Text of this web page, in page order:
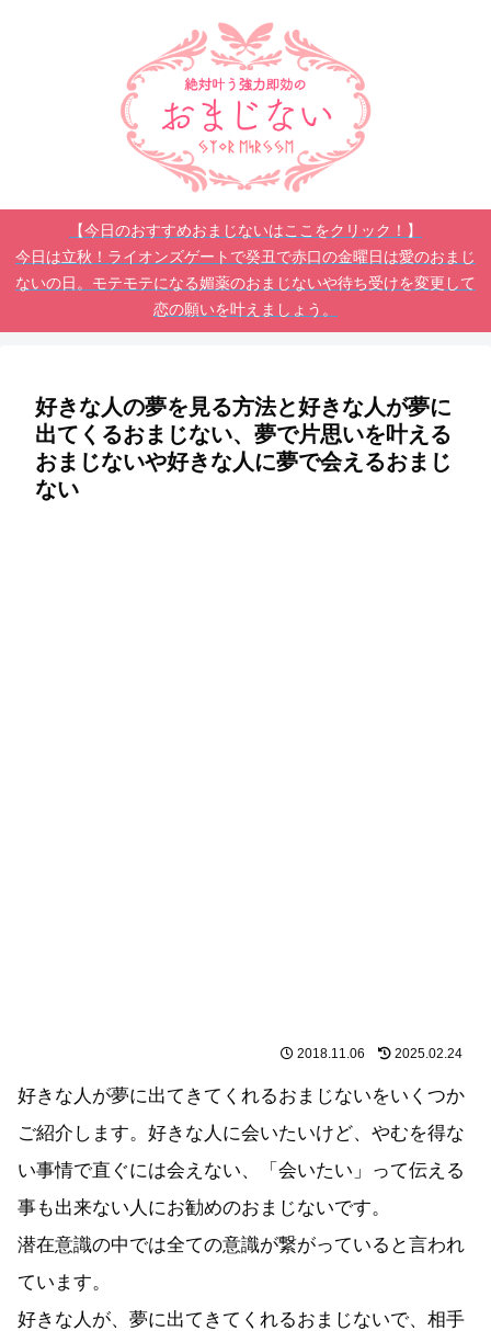
【今日のおすすめおまじないはここをクリック！】
今日は立秋！ライオンズゲートで癸丑で赤口の金曜日は愛のおまじ
ないの日。モテモテになる媚薬のおまじないや待ち受けを変更して
恋の願いを叶えましょう。
好きな人の夢を見る方法と好きな人が夢に
出てくるおまじない、夢で片思いを叶える
おまじないや好きな人に夢で会えるおまじ
ない
2018.11.06 2025.02.24
好きな人が夢に出てきてくれるおまじないをいくつか
ご紹介します。好きな人に会いたいけど、やむを得な
い事情で直ぐには会えない、「会いたい」って伝える
事も出来ない人にお勧めのおまじないです。
潜在意識の中では全ての意識が繋がっていると言われ
ています。
好きな人が、夢に出てきてくれるおまじないで、相手